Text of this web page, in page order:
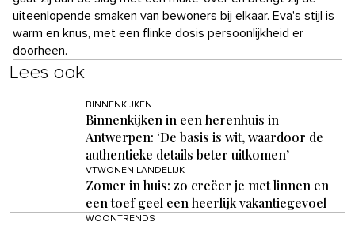
uiteenlopende smaken van bewoners bij elkaar. Eva's stijl is
warm en knus, met een flinke dosis persoonlijkheid er
doorheen.
Lees ook
BINNENKIJKEN
Binnenkijken in een herenhuis in
Antwerpen: ‘De basis is wit, waardoor de
authentieke details beter uitkomen’
VTWONEN LANDELIJK
Zomer in huis: zo creëer je met linnen en
een toef geel een heerlijk vakantiegevoel
WOONTRENDS